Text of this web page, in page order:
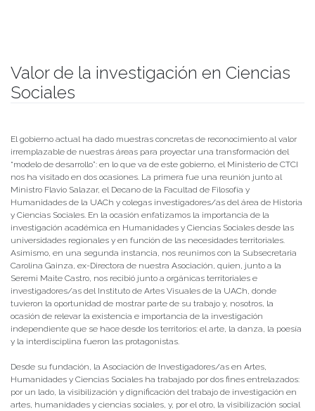
Valor de la investigación en Ciencias
Sociales
El gobierno actual ha dado muestras concretas de reconocimiento al valor
irremplazable de nuestras áreas para proyectar una transformación del
“modelo de desarrollo”: en lo que va de este gobierno, el Ministerio de CTCI
nos ha visitado en dos ocasiones. La primera fue una reunión junto al
Ministro Flavio Salazar, el Decano de la Facultad de Filosofía y
Humanidades de la UACh y colegas investigadores/as del área de Historia
y Ciencias Sociales. En la ocasión enfatizamos la importancia de la
investigación académica en Humanidades y Ciencias Sociales desde las
universidades regionales y en función de las necesidades territoriales.
Asimismo, en una segunda instancia, nos reunimos con la Subsecretaria
Carolina Gainza, ex-Directora de nuestra Asociación, quien, junto a la
Seremi Maite Castro, nos recibió junto a orgánicas territoriales e
investigadores/as del Instituto de Artes Visuales de la UACh, donde
tuvieron la oportunidad de mostrar parte de su trabajo y, nosotros, la
ocasión de relevar la existencia e importancia de la investigación
independiente que se hace desde los territorios: el arte, la danza, la poesía
y la interdisciplina fueron las protagonistas.
Desde su fundación, la Asociación de Investigadores/as en Artes,
Humanidades y Ciencias Sociales ha trabajado por dos fines entrelazados:
por un lado, la visibilización y dignificación del trabajo de investigación en
artes, humanidades y ciencias sociales, y, por el otro, la visibilización social